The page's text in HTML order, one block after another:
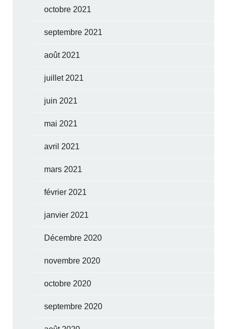
octobre 2021
septembre 2021
août 2021
juillet 2021
juin 2021
mai 2021
avril 2021
mars 2021
février 2021
janvier 2021
Décembre 2020
novembre 2020
octobre 2020
septembre 2020